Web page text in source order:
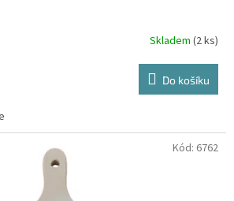
Skladem (2 ks)
Do košíku
Kód: 6762